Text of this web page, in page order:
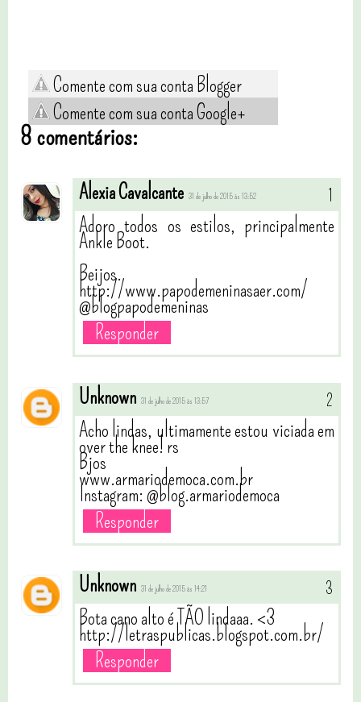
Comente com sua conta Blogger
Comente com sua conta Google+
8 comentários:
Alexia Cavalcante 31 de julho de 2015 às 13:52
Adoro todos os estilos, principalmente
Ankle Boot.
Beijos.
http://www.papodemeninasaer.com/
@blogpapodemeninas
Responder
Unknown 31 de julho de 2015 às 13:57
Acho lindas, ultimamente estou viciada em
over the knee! rs
Bjos
www.armariodemoca.com.br
Instagram: @blog.armariodemoca
Responder
Unknown 31 de julho de 2015 às 14:21
Bota cano alto é TÃO lindaaa. <3
http://letraspublicas.blogspot.com.br/
Responder